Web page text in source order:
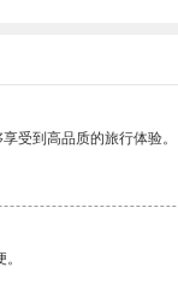
受到高品质的旅行体验。